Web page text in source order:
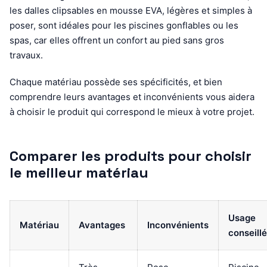
les dalles clipsables en mousse EVA, légères et simples à
poser, sont idéales pour les piscines gonflables ou les
spas, car elles offrent un confort au pied sans gros
travaux.
Chaque matériau possède ses spécificités, et bien
comprendre leurs avantages et inconvénients vous aidera
à choisir le produit qui correspond le mieux à votre projet.
Comparer les produits pour choisir
le meilleur matériau
Matériau Avantages Inconvénients
Usage
conseillé